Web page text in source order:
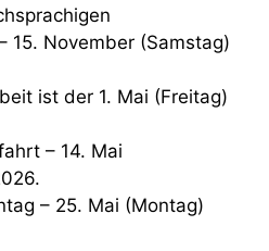
15. November (Samstag)